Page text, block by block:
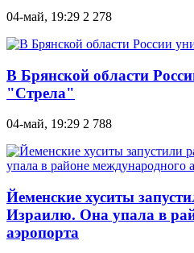
04-май, 19:29 2 278
В Брянской области
"Стрела"
04-май, 19:29 2 788
Йеменские хуситы
Израилю. Она упала в
аэропорта